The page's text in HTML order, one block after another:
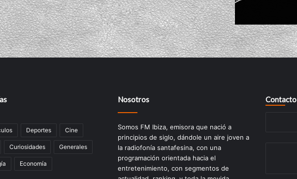
Deportes Cine
Curiosidades Generales
Economía
Nosotros
Somos FM Ibiza, emisora que nació a
principios de siglo, dándole un aire joven a
la radiofonía santafesina, con una
programación orientada hacia el
entretenimiento, con segmentos de
Contacto